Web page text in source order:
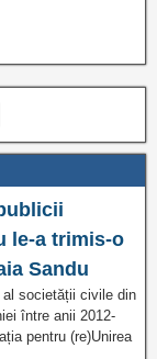
le-a trimis-o
Sandu
al societății civile din
între anii 2012-
pentru (re)Unirea